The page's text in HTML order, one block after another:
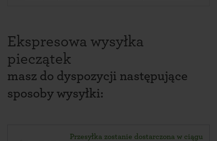
Ekspresowa wysyłka
pieczątek
masz do dyspozycji następujące
sposoby wysyłki:
Przesyłka zostanie dostarczona w ciągu